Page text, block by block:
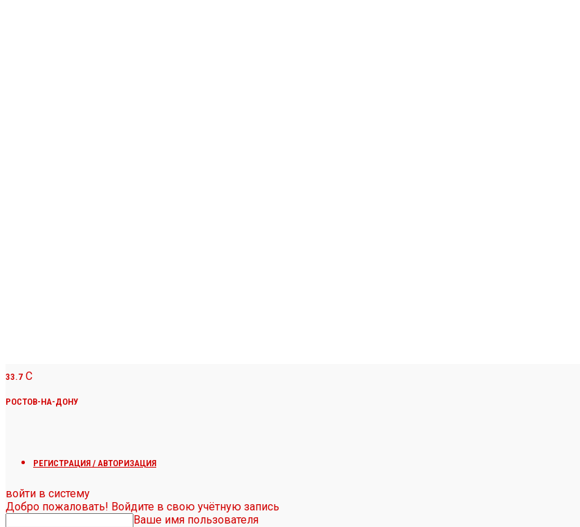
33.7 C
РОСТОВ-НА-ДОНУ
РЕГИСТРАЦИЯ / АВТОРИЗАЦИЯ
войти в систему
Добро пожаловать! Войдите в свою учётную запись
Ваше имя пользователя